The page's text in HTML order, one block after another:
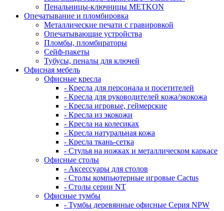
Пенальницы-ключницы METKON
Опечатывание и пломбировка
Металлические печати с гравировкой
Опечатывающие устройства
Пломбы, пломбираторы
Сейф-пакеты
Тубусы, пеналы для ключей
Офисная мебель
Офисные кресла
- Кресла для персонала и посетителей
- Кресла для руководителей кожа/экокожа
- Кресла игровые, геймерские
- Кресла из экокожи
- Кресла на колесиках
- Кресла натуральная кожа
- Кресла ткань-сетка
- Стулья на ножках и металлическом каркасе
Офисные столы
- Аксессуары для столов
- Столы компьютерные игровые Cactus
- Столы серии NT
Офисные тумбы
- Тумбы деревянные офисные Серия NPW